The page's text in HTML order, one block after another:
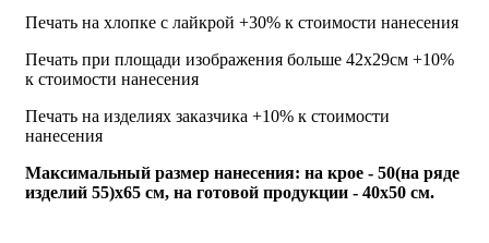
Печать на хлопке с лайкрой +30% к стоимости нанесения
Печать при площади изображения больше 42x29см +10%
к стоимости нанесения
Печать на изделиях заказчика +10% к стоимости
нанесения
Максимальный размер нанесения: на крое - 50(на ряде
изделий 55)x65 см, на готовой продукции - 40x50 см.